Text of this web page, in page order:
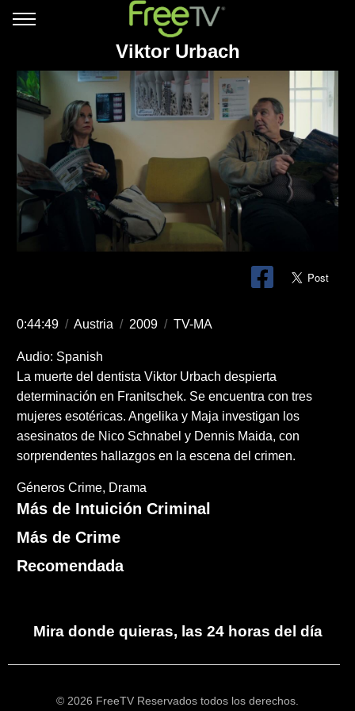
Viktor Urbach
0:44:49 / Austria / 2009 / TV-MA
Audio: Spanish
La muerte del dentista Viktor Urbach despierta
determinación en Franitschek. Se encuentra con tres
mujeres esotéricas. Angelika y Maja investigan los
asesinatos de Nico Schnabel y Dennis Maida, con
sorprendentes hallazgos en la escena del crimen.
Géneros Crime Drama
Más de Intuición Criminal
Más de Crime
Recomendada
Mira donde quieras, las 24 horas del día
© 2026 FreeTV Reservados todos los derechos.